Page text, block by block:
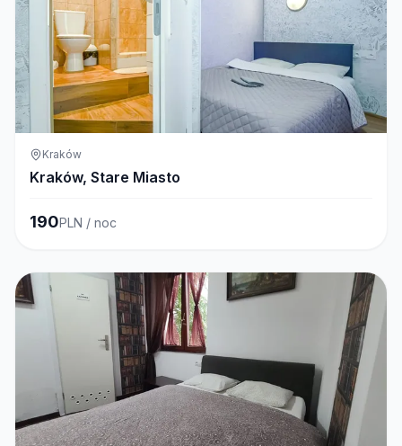
Kraków
Kraków, Stare Miasto
190PLN / noc